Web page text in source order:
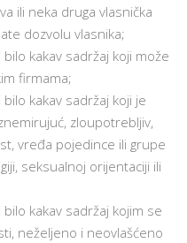
ili neka druga vlasnička
dozvolu vlasnika;
kakav sadržaj koji može
firmama;
kakav sadržaj koji je
zloupotrebljiv,
vređa pojedince ili grupe
seksualnoj orijentaciji ili
kakav sadržaj kojim se
neželjeno i neovlašćeno